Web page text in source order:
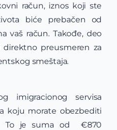
račun, iznos koji ste
biće prebačen od
vaš račun. Takođe, deo
preusmeren za
smeštaja.
imigracionog servisa
koju morate obezbediti
To je suma od €870